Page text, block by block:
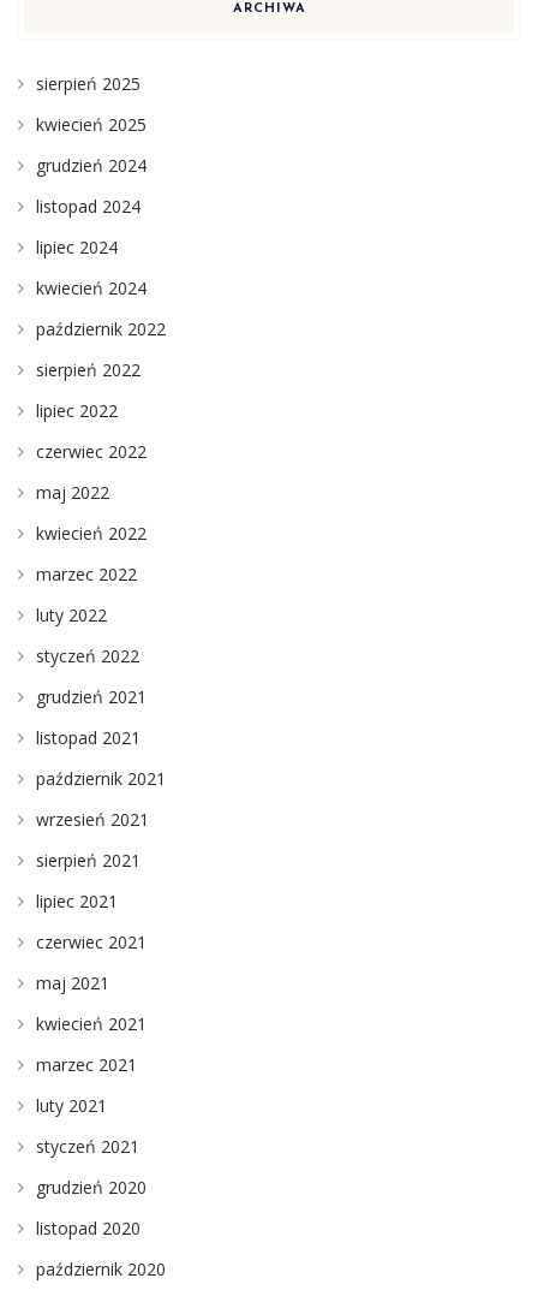
ARCHIWA
sierpień 2025
kwiecień 2025
grudzień 2024
listopad 2024
lipiec 2024
kwiecień 2024
październik 2022
sierpień 2022
lipiec 2022
czerwiec 2022
maj 2022
kwiecień 2022
marzec 2022
luty 2022
styczeń 2022
grudzień 2021
listopad 2021
październik 2021
wrzesień 2021
sierpień 2021
lipiec 2021
czerwiec 2021
maj 2021
kwiecień 2021
marzec 2021
luty 2021
styczeń 2021
grudzień 2020
listopad 2020
październik 2020